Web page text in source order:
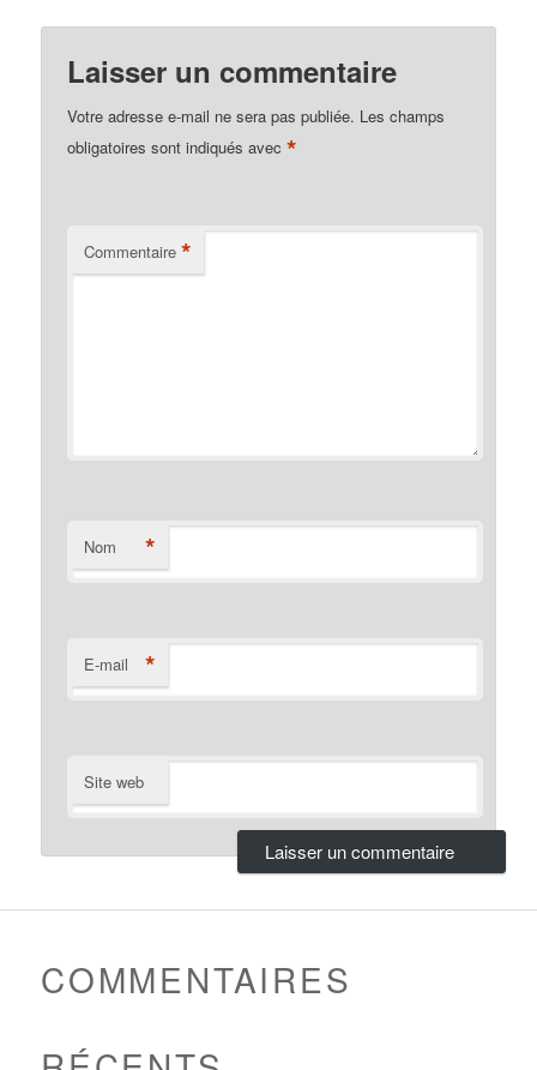
Laisser un commentaire
Votre adresse e-mail ne sera pas publiée. Les champs
obligatoires sont indiqués avec*
Commentaire *
Nom *
E-mail *
Site web
COMMENTAIRES